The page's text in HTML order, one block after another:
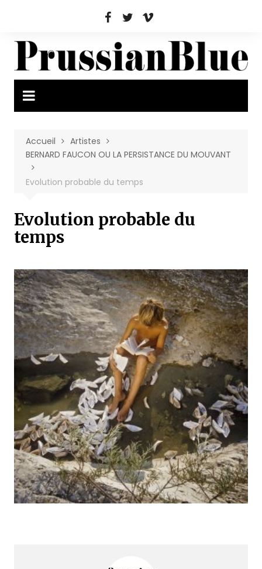
Accueil
Artistes
BERNARD FAUCON OU LA PERSISTANCE DU MOUVANT
Evolution probable du temps
Evolution probable du
temps